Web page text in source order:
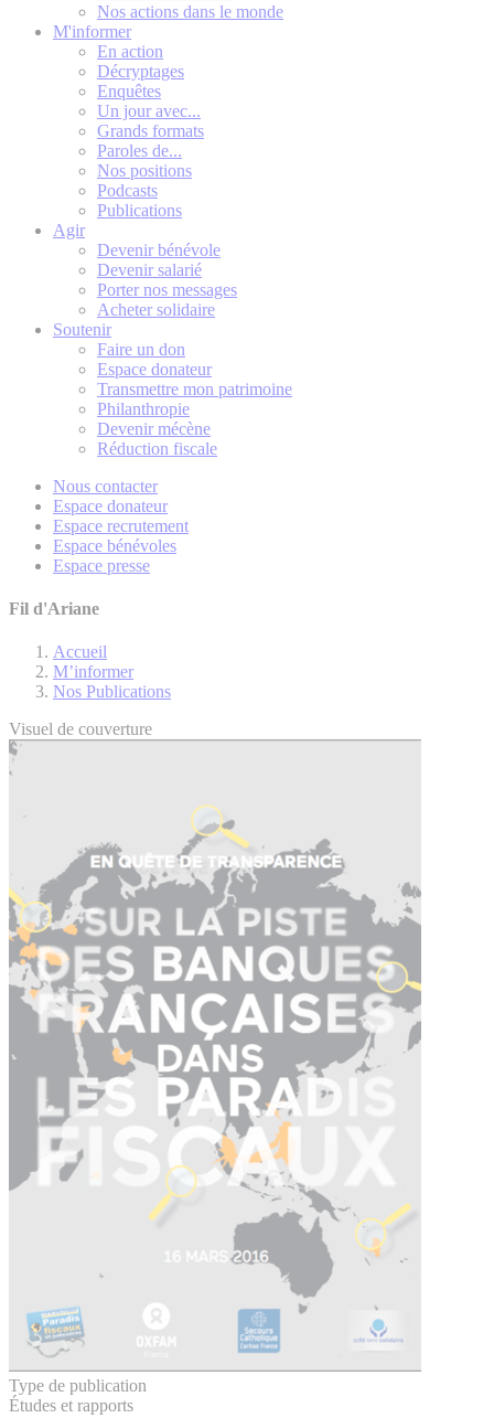
Nos actions dans le monde
M'informer
En action
Décryptages
Enquêtes
Un jour avec...
Grands formats
Paroles de...
Nos positions
Podcasts
Publications
Agir
Devenir bénévole
Devenir salarié
Porter nos messages
Acheter solidaire
Soutenir
Faire un don
Espace donateur
Transmettre mon patrimoine
Philanthropie
Devenir mécène
Réduction fiscale
Nous contacter
Espace donateur
Espace recrutement
Espace bénévoles
Espace presse
Fil d'Ariane
Accueil
M’informer
Nos Publications
Visuel de couverture
Type de publication
Études et rapports